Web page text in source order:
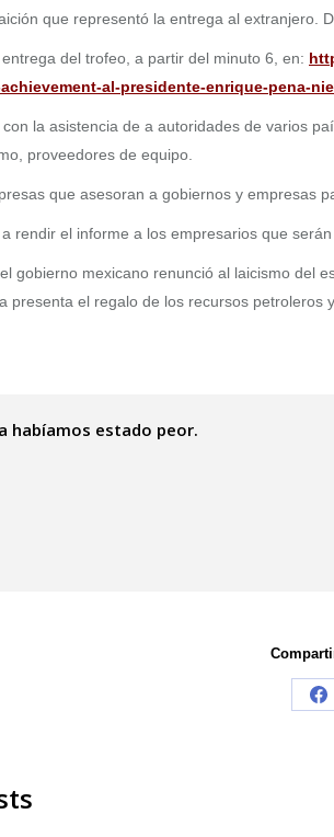
que representó la entrega al extranjero.
del trofeo, a partir del minuto 6, en:
al-presidente-enrique-pena-
la asistencia de a autoridades de varios
proveedores de equipo.
que asesoran a gobiernos y empresas
rendir el informe a los empresarios que
gobierno mexicano renunció al laicismo del
presenta el regalo de los recursos
habíamos estado peor.